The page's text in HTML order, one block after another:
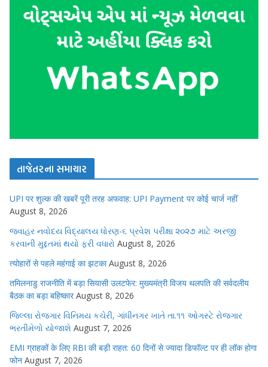
તાજેતરના સમાચાર
UPI पर शुल्क की खबरें पूरी तरह अफवाह: UPI Payment पर कोई चार्ज नहीं
August 8, 2026
જવાહર નવોદય વિદ્યાલય ધોરણ-૬ પ્રવેશ પરીક્ષા ૨૦૨૭ માટે અરજી
કરવાની મુદ્દતમાં થયો ફરી વધારો August 8, 2026
त्योहारों से पहले महंगाई का झटका August 8, 2026
तमिलनाडु राजनीति में बड़ा सियासी उलटफेर: मुख्यमंत्री विजय थलपति की सर्वदलीय
बैठक का बड़ा बहिष्कार August 8, 2026
જિલ્લા રોજગાર વિનિમય કચેરી, ગાંધીનગર ખાતે તા.૧૧ ઓગસ્ટે રોજગાર
ભરતીમેળો યોજાશે August 7, 2026
EMI ग्राहकों के लिए RBI की बड़ी राहत: 60 दिनों से ज्यादा डिफॉल्ट पर ही लॉक होगा
फोन August 7, 2026